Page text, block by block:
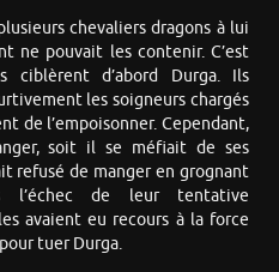
chevaliers dragons à lui
ne pouvait les contenir. C’est
ciblèrent d’abord Durga. Ils
les soigneurs chargés
de l’empoisonner. Cependant,
soit il se méfiait de ses
refusé de manger en grognant
l’échec de leur tentative
avaient eu recours à la force
tuer Durga.